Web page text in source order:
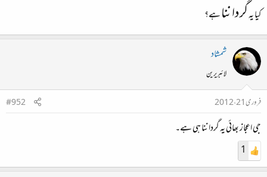
کیا یہگردانناہے؟
شمشاد
لائبریرین
فروری 21، 2012
#952
جی اعجاز بھائی یہ گرداننا ہی ہے۔
1